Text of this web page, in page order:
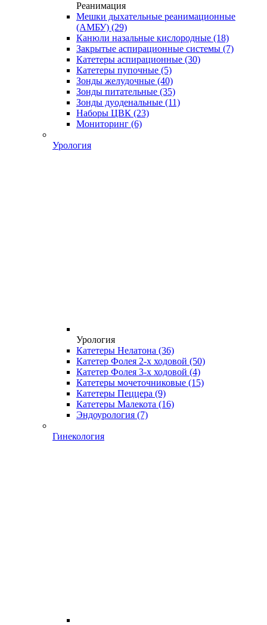
Реанимация
Мешки дыхательные реанимационные
(АМБУ) (29)
Канюли назальные кислородные (18)
Закрытые аспирационные системы (7)
Катетеры аспирационные (30)
Катетеры пупочные (5)
Зонды желудочные (40)
Зонды питательные (35)
Зонды дуоденальные (11)
Наборы ЦВК (23)
Мониторинг (6)
Урология
Урология
Катетеры Нелатона (36)
Катетер Фолея 2-х ходовой (50)
Катетер Фолея 3-х ходовой (4)
Катетеры мочеточниковые (15)
Катетеры Пеццера (9)
Катетеры Малекота (16)
Эндоурология (7)
Гинекология